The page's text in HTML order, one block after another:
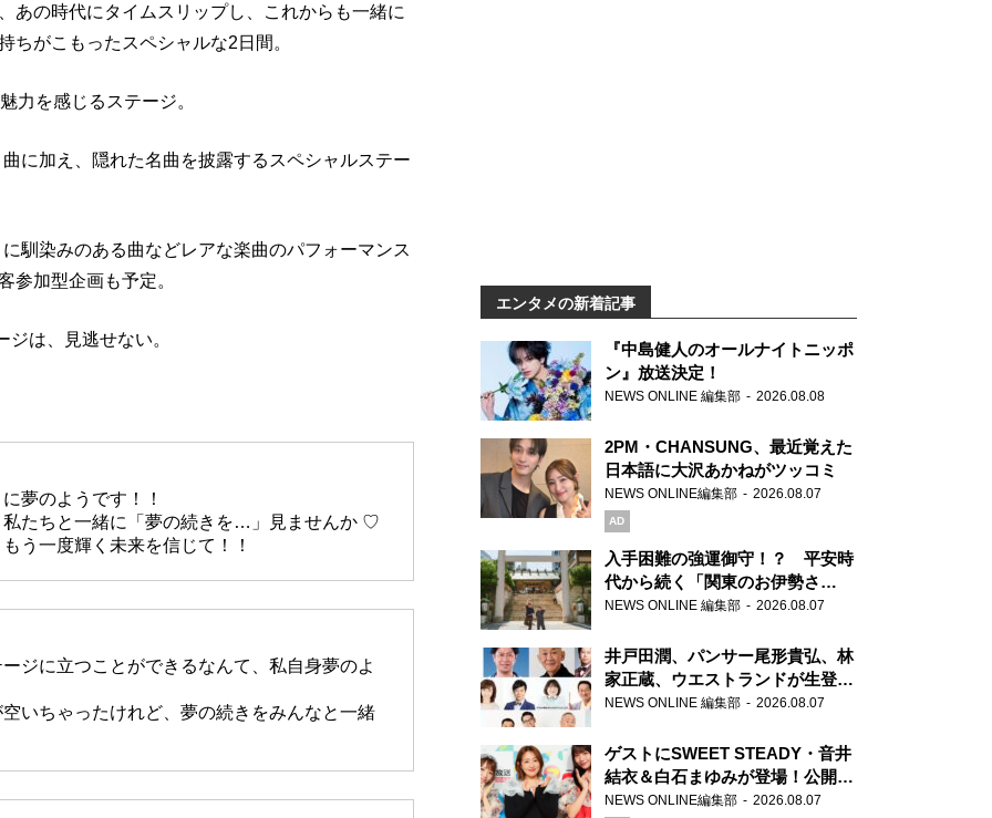
あの時代にタイムスリップし、これからも一緒に
ちがこもったスペシャルな2日間。
力を感じるステージ。
に加え、隠れた名曲を披露するスペシャルステー
馴染みのある曲などレアな楽曲のパフォーマンス
参加型企画も予定。
は、見逃せない。
夢のようです！！
たちと一緒に「夢の続きを…」見ませんか ♡
う一度輝く未来を信じて！！
ジに立つことができるなんて、私自身夢のよ
いちゃったけれど、夢の続きをみんなと一緒
エンタメの新着記事
『中島健人のオールナイトニッポ
ン』放送決定！
NEWS ONLINE 編集部 2026.08.08
2PM・CHANSUNG、最近覚えた
日本語に大沢あかねがツッコミ
NEWS ONLINE編集部 2026.08.07
AD
入手困難の強運御守！？ 平安時
代から続く「関東のお伊勢さ
ま」、芝大神宮にてランパンプス
NEWS ONLINE 編集部 2026.08.07
井戸田潤、パンサー尾形貴弘、林
家正蔵、ウエストランドが生登
場！『ラジオビバリー昼ズ』
NEWS ONLINE 編集部 2026.08.07
ゲストにSWEET STEADY・音井
結衣＆白石まゆみが登場！公開収
録で素顔全開！
NEWS ONLINE編集部 2026.08.07